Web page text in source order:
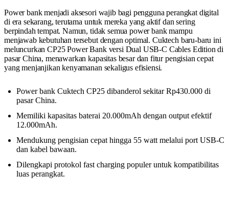
Power bank menjadi aksesori wajib bagi pengguna perangkat digital
di era sekarang, terutama untuk mereka yang aktif dan sering
berpindah tempat. Namun, tidak semua power bank mampu
menjawab kebutuhan tersebut dengan optimal. Cuktech baru-baru ini
meluncurkan CP25 Power Bank versi Dual USB-C Cables Edition di
pasar China, menawarkan kapasitas besar dan fitur pengisian cepat
yang menjanjikan kenyamanan sekaligus efisiensi.
Power bank Cuktech CP25 dibanderol sekitar Rp430.000 di
pasar China.
Memiliki kapasitas baterai 20.000mAh dengan output efektif
12.000mAh.
Mendukung pengisian cepat hingga 55 watt melalui port USB-C
dan kabel bawaan.
Dilengkapi protokol fast charging populer untuk kompatibilitas
luas perangkat.